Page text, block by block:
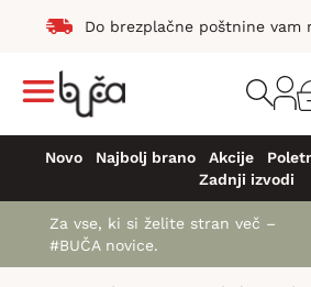
Do brezplačne poštnine vam
Novo Najbolj brano Akcije
Zadnji izvodi
Za vse, ki si želite stran več –
#BUČA novice.